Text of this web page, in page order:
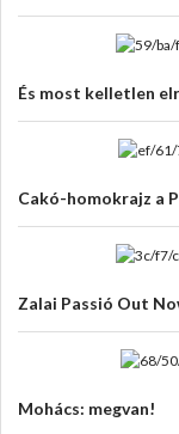
És most kelletlen
Cakó-homokrajz a
Zalai Passió Out
Mohács: megvan!